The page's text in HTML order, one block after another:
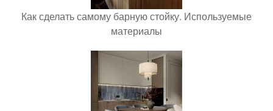
Как сделать самому барную стойку. Используемые
материалы